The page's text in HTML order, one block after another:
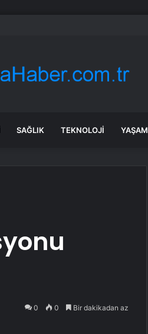
SAĞLIK TEKNOLOJI YAŞAM
0 0 Bir dakikadan az